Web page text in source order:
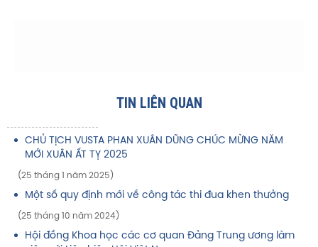
TIN LIÊN QUAN
CHỦ TỊCH VUSTA PHAN XUÂN DŨNG CHÚC MỪNG NĂM
MỚI XUÂN ẤT TỴ 2025
(25 tháng 1 năm 2025)
Một số quy định mới về công tác thi đua khen thưởng
(25 tháng 10 năm 2024)
Hội đồng Khoa học các cơ quan Đảng Trung ương làm